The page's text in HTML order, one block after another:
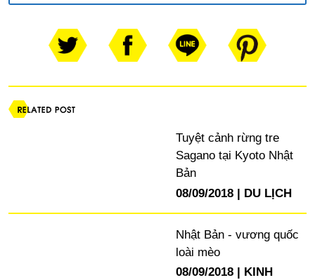
Tuyệt cảnh rừng tre
Sagano tại Kyoto Nhật
Bản
08/09/2018
DU LỊCH
Nhật Bản - vương quốc
loài mèo
08/09/2018
KINH